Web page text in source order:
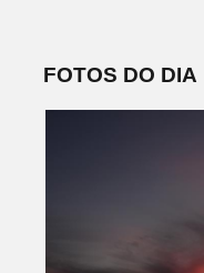
FOTOS DO DIA